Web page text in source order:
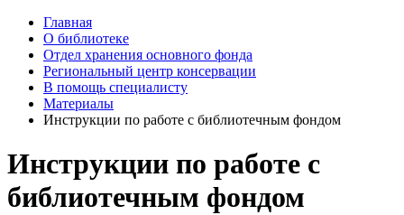
Главная
О библиотеке
Отдел хранения основного фонда
Региональный центр консервации
В помощь специалисту
Материалы
Инструкции по работе с библиотечным фондом
Инструкции по работе с
библиотечным фондом